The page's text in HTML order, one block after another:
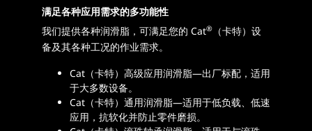
满足各种应用需求的多功能性
我们提供各种润滑脂，可满足您的 Cat®
（卡特）设
备及其各种工况的作业需求。
Cat（卡特）高级应用润滑脂—出厂标配，适用
于大多数设备。
Cat（卡特）通用润滑脂—适用于低负载、低速
应用，抗软化并防止零件磨损。